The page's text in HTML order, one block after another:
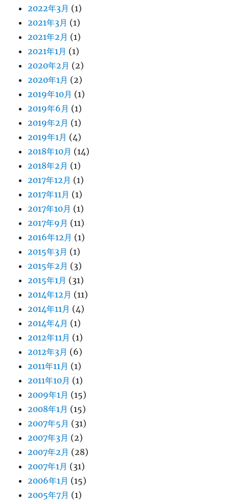
2022年3月 (1)
2021年3月 (1)
2021年2月 (1)
2021年1月 (1)
2020年2月 (2)
2020年1月 (2)
2019年10月 (1)
2019年6月 (1)
2019年2月 (1)
2019年1月 (4)
2018年10月 (14)
2018年2月 (1)
2017年12月 (1)
2017年11月 (1)
2017年10月 (1)
2017年9月 (11)
2016年12月 (1)
2015年3月 (1)
2015年2月 (3)
2015年1月 (31)
2014年12月 (11)
2014年11月 (4)
2014年4月 (1)
2012年11月 (1)
2012年3月 (6)
2011年11月 (1)
2011年10月 (1)
2009年1月 (15)
2008年1月 (15)
2007年5月 (31)
2007年3月 (2)
2007年2月 (28)
2007年1月 (31)
2006年1月 (15)
2005年7月 (1)